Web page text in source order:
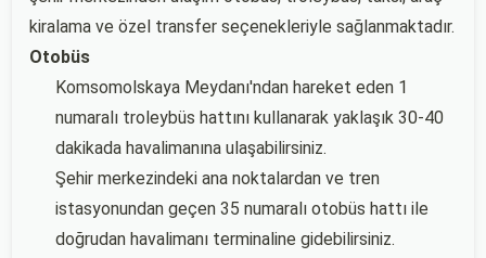
kiralama ve özel transfer seçenekleriyle sağlanmaktadır.
Otobüs
Komsomolskaya Meydanı'ndan hareket eden 1
numaralı troleybüs hattını kullanarak yaklaşık 30-40
dakikada havalimanına ulaşabilirsiniz.
Şehir merkezindeki ana noktalardan ve tren
istasyonundan geçen 35 numaralı otobüs hattı ile
doğrudan havalimanı terminaline gidebilirsiniz.